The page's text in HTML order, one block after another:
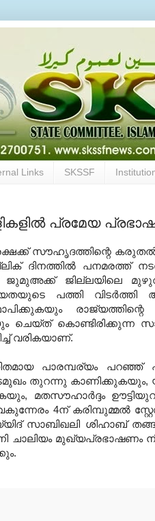
Links SKSSF
പ്രമേയ
രക്ഷക്ക് സൗഹൃദത്തിന്റെ
ദിനത്തില്‍ പനമരത്ത്
ജില്ലയിലെ
പത്തി
ചെയ്ത് കൊണ്ടിരിക്കുന്ന
വരികയാണ്.
പാരമ്പര്യം പറഞ്ഞ്
തുറന്നു കാണിക്കുകയും,
മതസൗഹാര്‍ദ്ദം
4ന് കരിമ്പുമ്മല്‍
സാബിഖലി ശിഹാബ്
ചാലിയം മുഖ്യപ്രഭാഷണം